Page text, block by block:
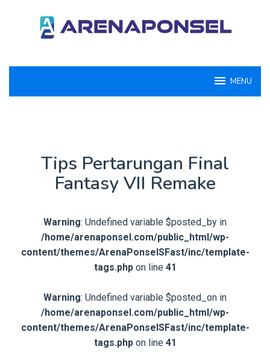
MENU
Tips Pertarungan Final
Fantasy VII Remake
Warning: Undefined variable $posted_by in
/home/arenaponsel.com/public_html/wp-
content/themes/ArenaPonselSFast/inc/template-
tags.phpon line 41
Warning: Undefined variable $posted_on in
/home/arenaponsel.com/public_html/wp-
content/themes/ArenaPonselSFast/inc/template-
tags.phpon line 41